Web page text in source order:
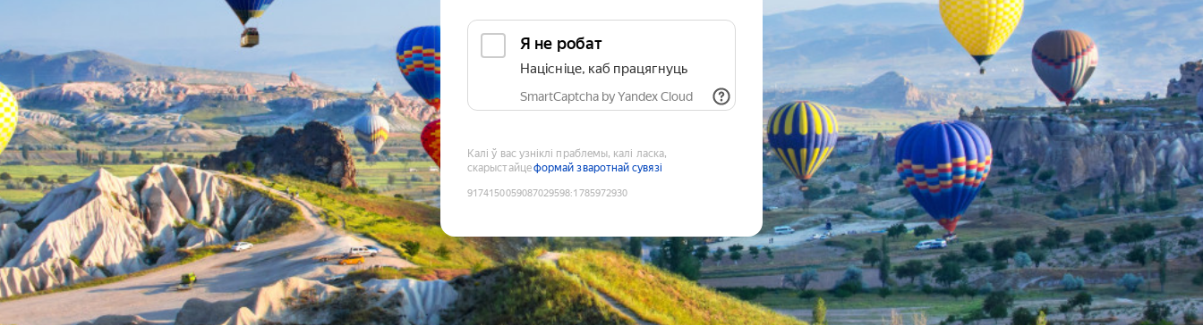
Я не робат
Націсніце, каб працягнуць
SmartCaptcha by Yandex Cloud
Калі ў вас узніклі праблемы, калі ласка,
скарыстайцеформай зваротнай сувязі
9174150059087029598:1785972930